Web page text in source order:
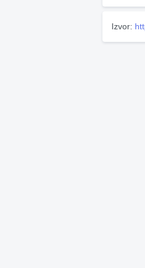
Izvor: